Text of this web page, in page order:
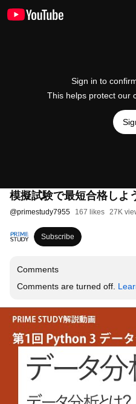
Sign in to
This helps protect our
模擬試験で最短合格しよ
@primestudy7955 167 likes 27K
Subscribe
Comments
Comments are turned off.